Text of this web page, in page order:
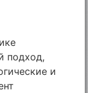
подход,
и